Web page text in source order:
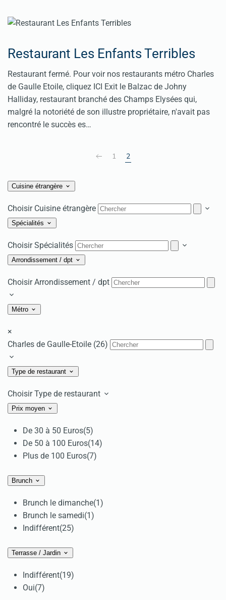
Restaurant Les Enfants Terribles
Restaurant fermé. Pour voir nos restaurants métro Charles
de Gaulle Etoile, cliquez ICI Exit le Balzac de Johny
Halliday, restaurant branché des Champs Elysées qui,
malgré la notoriété de son illustre propriétaire, n'avait pas
rencontré le succès es…
1 2
Cuisine étrangère
Choisir Cuisine étrangère
Spécialités
Choisir Spécialités
Arrondissement / dpt
Choisir Arrondissement / dpt
Métro
×
Charles de Gaulle-Etoile (26)
Type de restaurant
Choisir Type de restaurant
Prix moyen
De 30 à 50 Euros(5)
De 50 à 100 Euros(14)
Plus de 100 Euros(7)
Brunch
Brunch le dimanche(1)
Brunch le samedi(1)
Indifférent(25)
Terrasse / Jardin
Indifférent(19)
Oui(7)